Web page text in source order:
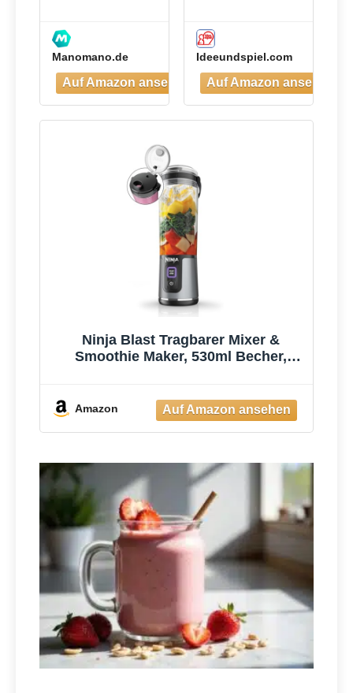
Manomano.de Ideeundspiel.com
Ninja Blast Tragbarer Mixer &
Smoothie Maker, 530ml Becher,
Amazon